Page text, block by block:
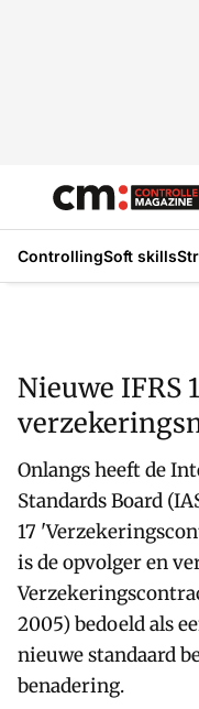
ControllingSoft skills
Nieuwe IFRS
Onlangs heeft de
Standards Board
17
is de opvolger en
2005) bedoeld als
nieuwe standaard
benadering.